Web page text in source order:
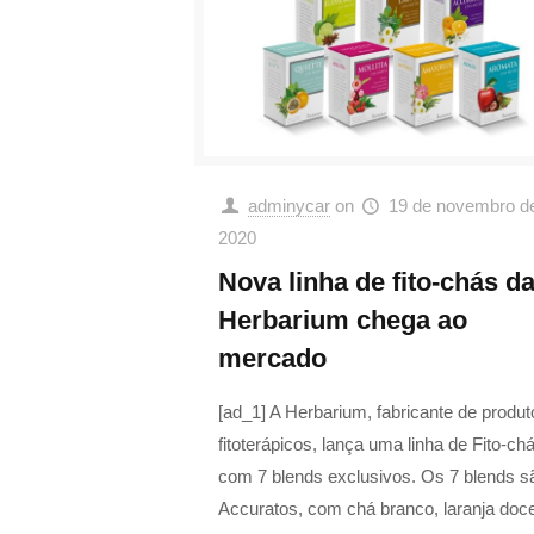
adminycar on
19 de novembro
2020
Nova linha de fito-chás da
Herbarium chega ao
mercado
[ad_1] A Herbarium, fabricante de
fitoterápicos, lança uma linha de Fito-
com 7 blends exclusivos. Os 7 blends
Accuratos, com chá branco, laranja